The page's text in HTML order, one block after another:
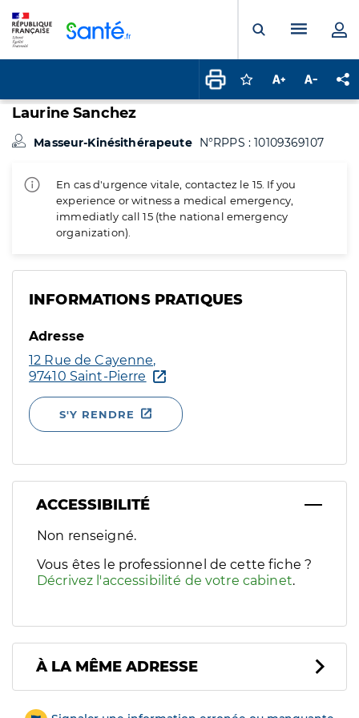
Ouvrir laMenu
Connectez-vous
Augmenter la
Laurine Sanchez
Masseur-Kinésithérapeute N°RPPS : 10109369107
En cas d'urgence vitale, contactez le 15. If you
experience or witness a medical emergency,
immediatly call 15 (the national emergency
organization).
INFORMATIONS PRATIQUES
Adresse
12 Rue de Cayenne,
97410 Saint-Pierre
S'Y RENDRE
ACCESSIBILITÉ
Filtres
Sélectionnez un ou plusieurs handicaps/besoins
Non renseigné.
Vous êtes le professionnel de cette fiche ?
Décrivez l'accessibilité de votre cabinet.
À LA MÊME ADRESSE